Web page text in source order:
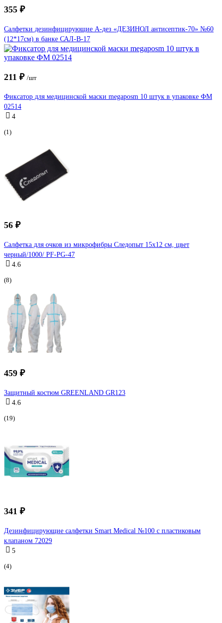
355 ₽
Салфетки дезинфицирующие А-дез «ДЕЗИНОЛ антисептик-70» №60
(12*17см) в банке САЛ-В-17
211 ₽ /шт
Фиксатор для медицинской маски megaposm 10 штук в упаковке ФМ
02514
4
(1)
56 ₽
Салфетка для очков из микрофибры Следопыт 15x12 см, цвет
черный/1000/ PF-PG-47
4.6
(8)
459 ₽
Защитный костюм GREENLAND GR123
4.6
(19)
341 ₽
Дезинфицирующие салфетки Smart Medical №100 с пластиковым
клапаном 72029
5
(4)